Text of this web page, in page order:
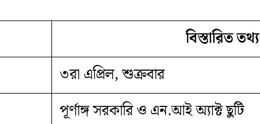
বিস্তারিত তথ্য
৩রা এপ্রিল, শুক্রবার
পূর্ণাঙ্গ সরকারি ও এন.আই অ্যাক্ট ছুটি